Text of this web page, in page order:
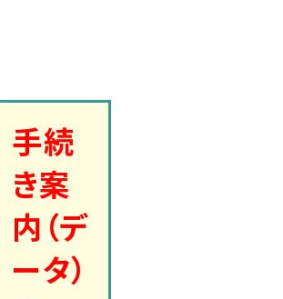
手続
き案
内（デ
ータ）